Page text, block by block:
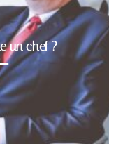
un chef ?